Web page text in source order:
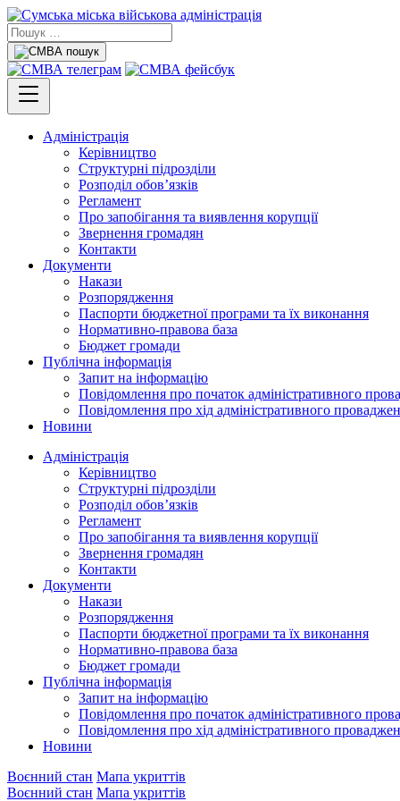
Адміністрація
Керівництво
Структурні підрозділи
Розподіл обов’язків
Регламент
Про запобігання та виявлення корупції
Звернення громадян
Контакти
Документи
Накази
Розпорядження
Паспорти бюджетної програми та їх виконання
Нормативно-правова база
Бюджет громади
Публічна інформація
Запит на інформацію
Повідомлення про початок адміністративного
Повідомлення про хід адміністративного
Новини
Адміністрація
Керівництво
Структурні підрозділи
Розподіл обов’язків
Регламент
Про запобігання та виявлення корупції
Звернення громадян
Контакти
Документи
Накази
Розпорядження
Паспорти бюджетної програми та їх виконання
Нормативно-правова база
Бюджет громади
Публічна інформація
Запит на інформацію
Повідомлення про початок адміністративного
Повідомлення про хід адміністративного
Новини
Воєнний стан Мапа укриттів
Воєнний стан Мапа укриттів